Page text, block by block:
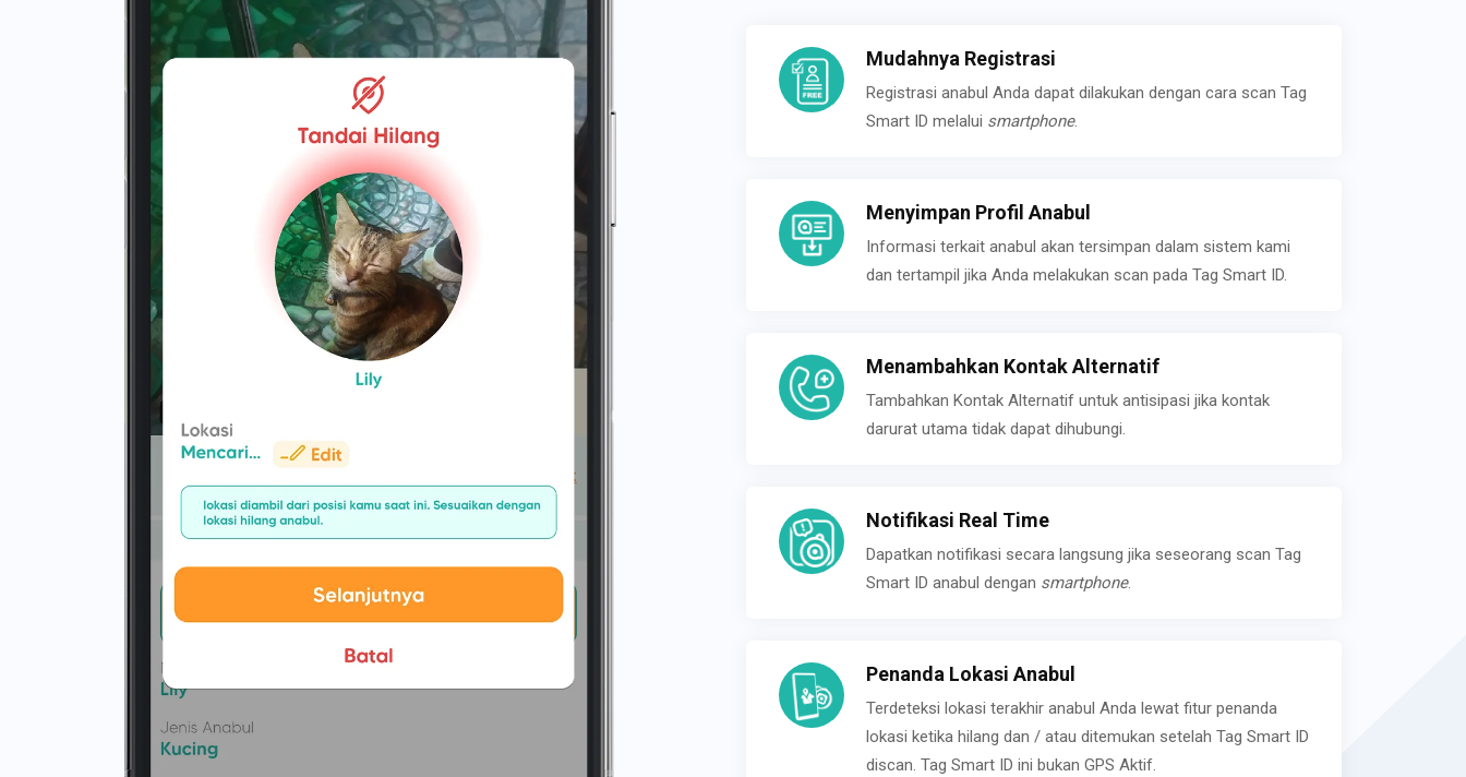
Mudahnya Registrasi
Registrasi anabul Anda dapat dilakukan dengan cara scan Tag
Smart ID melalui smartphone.
Menyimpan Profil Anabul
Informasi terkait anabul akan tersimpan dalam sistem kami
dan tertampil jika Anda melakukan scan pada Tag Smart ID.
Menambahkan Kontak Alternatif
Tambahkan Kontak Alternatif untuk antisipasi jika kontak
darurat utama tidak dapat dihubungi.
Notifikasi Real Time
Dapatkan notifikasi secara langsung jika seseorang scan Tag
Smart ID anabul dengan smartphone.
Penanda Lokasi Anabul
Terdeteksi lokasi terakhir anabul Anda lewat fitur penanda
lokasi ketika hilang dan / atau ditemukan setelah Tag Smart ID
discan. Tag Smart ID ini bukan GPS Aktif.